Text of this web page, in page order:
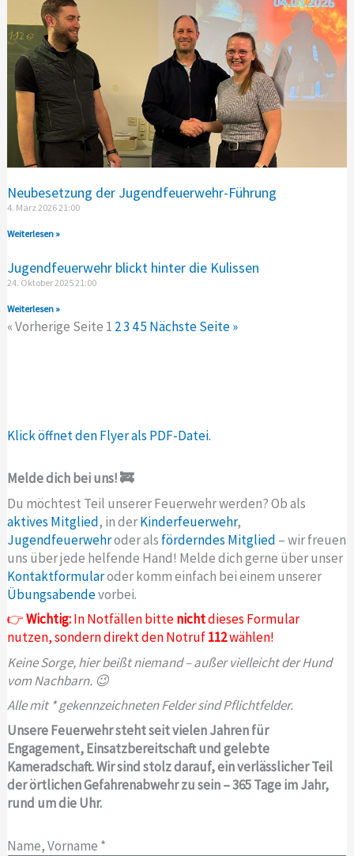
Neubesetzung der Jugendfeuerwehr-Führung
4. März 202621:00
Weiterlesen »
Jugendfeuerwehr blickt hinter die Kulissen
24. Oktober 202521:00
Weiterlesen »
« Vorherige Seite 1 23 45 Nächste Seite »
Klick öffnet den Flyer als PDF-Datei.
Melde dich bei uns! 🚒
Du möchtest Teil unserer Feuerwehr werden? Ob als
aktives Mitglied, in derKinderfeuerwehr,
Jugendfeuerwehroder als förderndes Mitglied – wir freuen
uns über jede helfende Hand! Melde dich gerne über unser
Kontaktformularoder komm einfach bei einem unserer
Übungsabendevorbei.
👉Wichtig:In Notfällen bittenichtdieses Formular
nutzen, sondern direkt den Notruf112wählen!
Keine Sorge, hier beißt niemand – außer vielleicht der Hund
vom Nachbarn. 😉
Alle mit * gekennzeichneten Felder sind Pflichtfelder.
Unsere Feuerwehr steht seit vielen Jahren für
Engagement, Einsatzbereitschaft und gelebte
Kameradschaft. Wir sind stolz darauf, ein verlässlicher Teil
der örtlichen Gefahrenabwehr zu sein – 365 Tage im Jahr,
rund um die Uhr.
Name, Vorname *